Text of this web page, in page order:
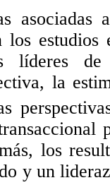
los estudios
de
la
los
y un